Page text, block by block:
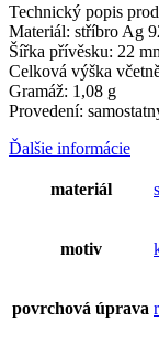
Technický popis
Materiál: stříbro Ag
Šířka přívěsku: 22
Celková výška
Gramáž: 1,08 g
Provedení:
Ďalšie informácie
materiál
motiv
povrchová úprava